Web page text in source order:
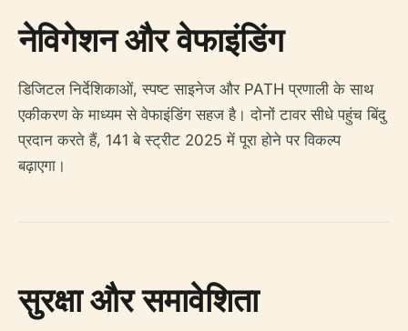
नेविगेशन और वेफाइंडिंग
डिजिटल निर्देशिकाओं, स्पष्ट साइनेज और PATH प्रणाली के साथ
एकीकरण के माध्यम से वेफाइंडिंग सहज है। दोनों टावर सीधे पहुंच बिंदु
प्रदान करते हैं, 141 बे स्ट्रीट 2025 में पूरा होने पर विकल्प
बढ़ाएगा।
सुरक्षा और समावेशिता